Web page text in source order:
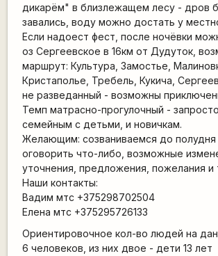
дикарём" в близлежащем лесу - дров
завались, воду можно достать у
Если надоест фест, после ночёвки
оз Сергеевское в 16км от Дудуток,
маршрут: Культура, Замостье,
Кристаполье, Требель, Кукича,
не разведанный - возможны
Темп матрасно-прогулочный -
семейным с детьми, и новичкам.
Желающим: созваниваемся до полудня
оговорить что-либо, возможные
уточнения, предложения, пожелания и
Наши контакты:
Вадим мтс +375298702504
Елена мтс +375295726133
Ориентировочное кол-во людей на
6 человеков, из них двое - дети 13 лет